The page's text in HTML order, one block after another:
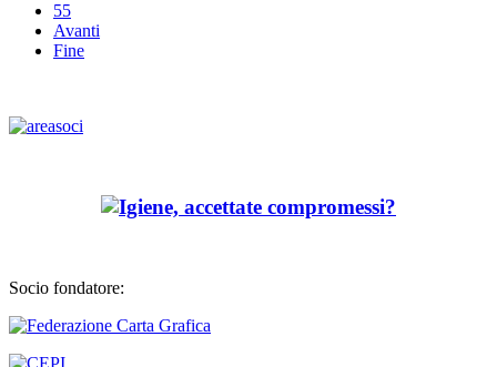
55
Avanti
Fine
Socio fondatore: